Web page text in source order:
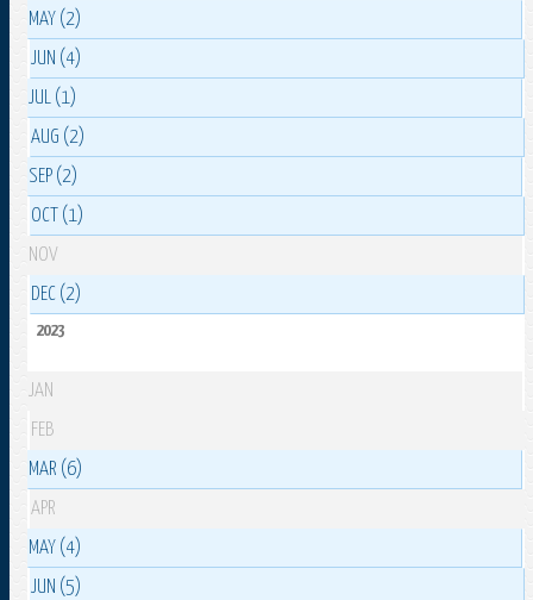
MAY (2)
JUN (4)
JUL (1)
AUG (2)
SEP (2)
OCT (1)
NOV
DEC (2)
2023
JAN
FEB
MAR (6)
APR
MAY (4)
JUN (5)